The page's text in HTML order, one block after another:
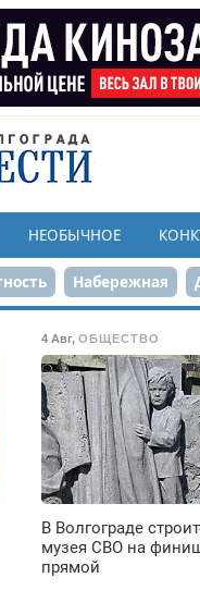
НЕОБЫЧНОЕ
Набережная
летчиков
4 Авг, ОБЩЕСТВО
В Волгограде
музея СВО на
прямой